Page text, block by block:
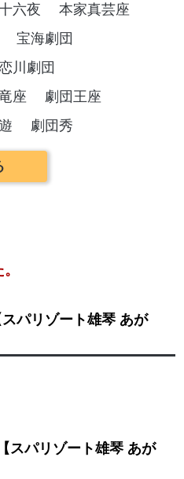
六夜
本家真芸座
宝海劇団
川劇団
座
劇団王座
劇団秀
スパリゾート雄琴 あが
【スパリゾート雄琴 あが